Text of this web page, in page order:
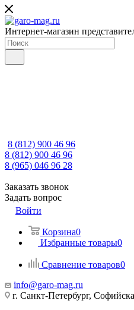
Интернет-магазин
8 (812) 900 46 96
8 (812) 900 46 96
8 (965) 046 96 28
Заказать звонок
Задать вопрос
Войти
Корзина0
Избранные товары0
Сравнение товаров0
info@garo-mag.ru
г. Санкт-Петербург,